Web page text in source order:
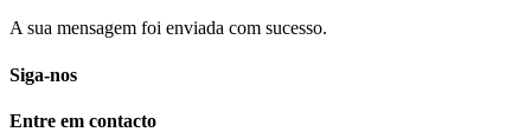
A sua mensagem foi enviada com sucesso.
Siga-nos
Entre em contacto